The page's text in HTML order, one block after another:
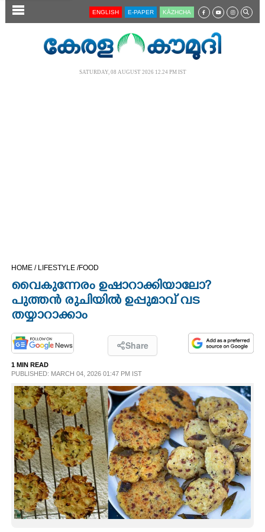
SECTIONS
OPINION
PHOTOS
LIFESTYLE
SPIRITUAL
INFO+
ART
ASTRO
ENGLISH E-PAPER KĀZHCHA
SATURDAY, 08 AUGUST 2026 12.24 PM IST
HOME / LIFESTYLE /FOOD
വൈകുന്നേരം ഉഷാറാക്കിയാലോ?
പുത്തൻ രുചിയിൽ ഉപ്പുമാവ് വട
തയ്യാറാക്കാം
Share
1 MIN READ
PUBLISHED: MARCH 04, 2026 01:47 PM IST